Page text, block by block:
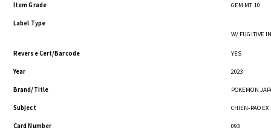
Item Grade GEM MT 10
Label Type
W/ FUGITIVE
Reverse Cert/Barcode YES
Year 2023
Brand/Title POKEMON
Subject CHIEN-PAO EX
Card Number 093